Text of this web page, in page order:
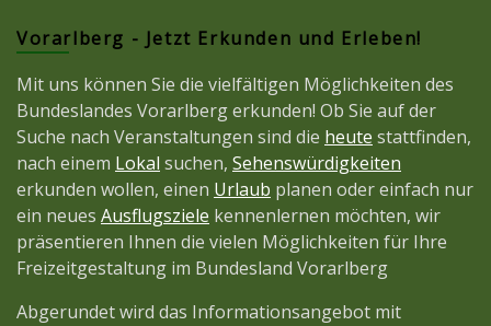
Vorarlberg - Jetzt Erkunden und Erleben!
Mit uns können Sie die vielfältigen Möglichkeiten des
Bundeslandes Vorarlberg erkunden! Ob Sie auf der
Suche nach Veranstaltungen sind die heute stattfinden,
nach einem Lokal suchen, Sehenswürdigkeiten
erkunden wollen, einen Urlaub planen oder einfach nur
ein neues Ausflugsziele kennenlernen möchten, wir
präsentieren Ihnen die vielen Möglichkeiten für Ihre
Freizeitgestaltung im Bundesland Vorarlberg
Abgerundet wird das Informationsangebot mit